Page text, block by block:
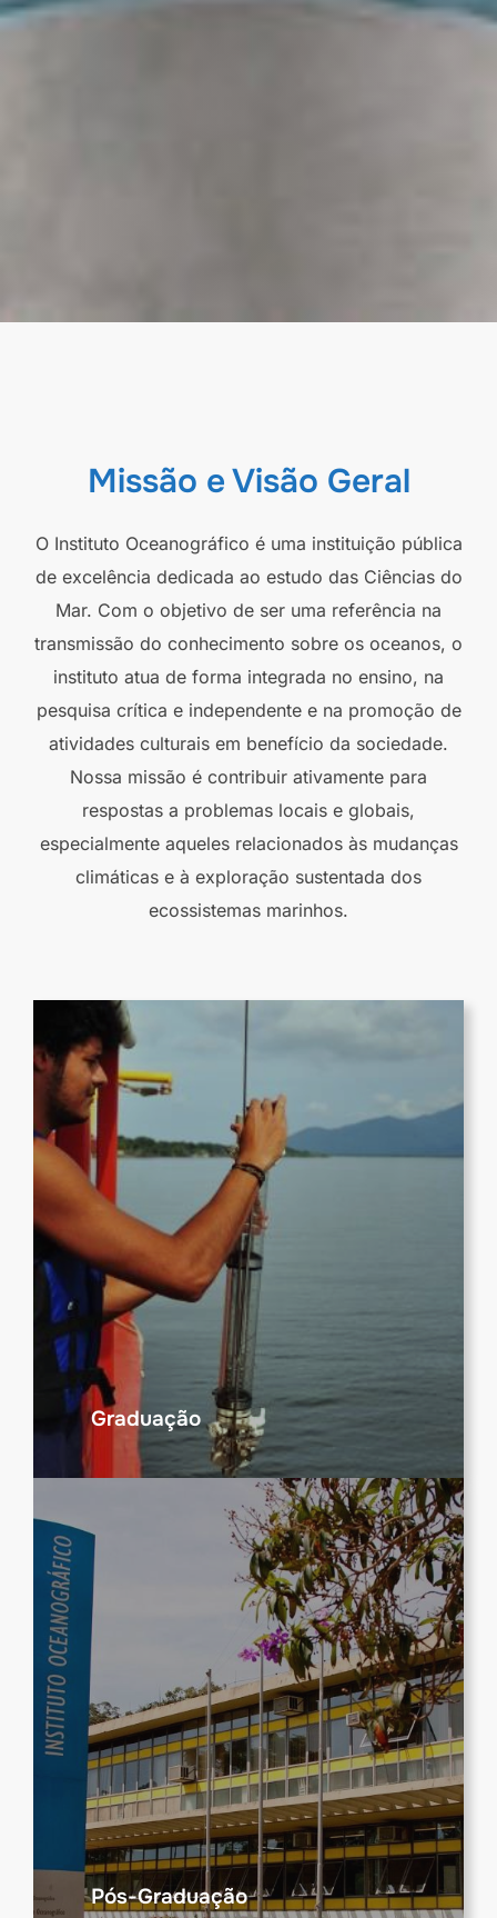
Missão e Visão Geral
O Instituto Oceanográfico é uma instituição pública
de excelência dedicada ao estudo das Ciências do
Mar. Com o objetivo de ser uma referência na
transmissão do conhecimento sobre os oceanos, o
instituto atua de forma integrada no ensino, na
pesquisa crítica e independente e na promoção de
atividades culturais em benefício da sociedade.
Nossa missão é contribuir ativamente para
respostas a problemas locais e globais,
especialmente aqueles relacionados às mudanças
climáticas e à exploração sustentada dos
ecossistemas marinhos.
Graduação
Pós-Graduação